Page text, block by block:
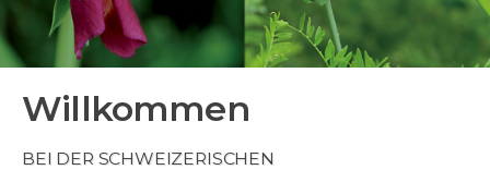
Willkommen
BEI DER SCHWEIZERISCHEN